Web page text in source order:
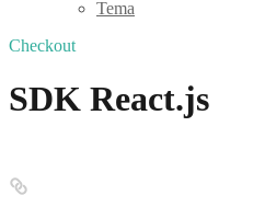
Tema
Checkout
SDK React.js